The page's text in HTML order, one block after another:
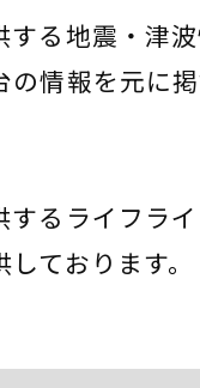
する地震・津
の情報を元に
するライフラ
ております。